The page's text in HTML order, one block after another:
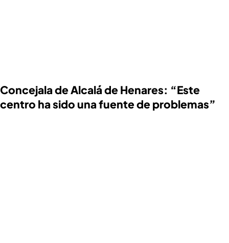
Concejala de Alcalá de Henares: “Este
centro ha sido una fuente de problemas”